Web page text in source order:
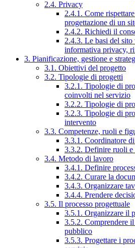
2.4. Privacy
2.4.1. Come
progettazione di un
2.4.2. Richiedi il
2.4.3. Le basi del sito
informativa privacy,
3. Pianificazione, gestione e
3.1. Obiettivi del progetto
3.2. Tipologie di progetti
3.2.1. Tipologie di
coinvolti nel servizio
3.2.2. Tipologie di
3.2.3. Tipologie di
intervento
3.3. Competenze, ruoli e
3.3.1. Coordinatore
3.3.2. Definire ruoli e
3.4. Metodo di lavoro
3.4.1. Definire
3.4.2. Curare la
3.4.3. Organizzare
3.4.4. Prendere
3.5. Il processo progettuale
3.5.1. Organizzare il
3.5.2. Comprendere
pubblico
3.5.3. Progettare i